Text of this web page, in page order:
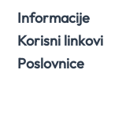
Informacije
Korisni linkovi
Poslovnice